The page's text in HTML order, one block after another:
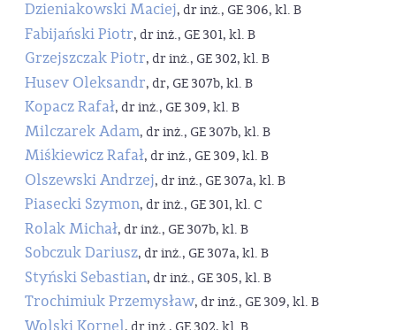
Dzieniakowski Maciej, dr inż., GE 306, kl. B
Fabijański Piotr, dr inż., GE 301, kl. B
Grzejszczak Piotr, dr inż., GE 302, kl. B
Husev Oleksandr, dr, GE 307b, kl. B
Kopacz Rafał, dr inż., GE 309, kl. B
Milczarek Adam, dr inż., GE 307b, kl. B
Miśkiewicz Rafał, dr inż., GE 309, kl. B
Olszewski Andrzej, dr inż., GE 307a, kl. B
Piasecki Szymon, dr inż., GE 301, kl. C
Rolak Michał, dr inż., GE 307b, kl. B
Sobczuk Dariusz, dr inż., GE 307a, kl. B
Styński Sebastian, dr inż., GE 305, kl. B
Trochimiuk Przemysław, dr inż., GE 309, kl. B
Wolski Kornel